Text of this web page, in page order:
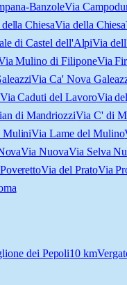
BanzoleVia
ChiesaVia della Chiesa
di Castel dell'AlpiVia
Mulino di FiliponeVia
Via Ca' Nova
Via Caduti del LavoroVia
di MandriozziVia C' di
MuliniVia Lame del Mulino
Via NuovaVia Selva
Via del PratoVia
dei Pepoli10 km